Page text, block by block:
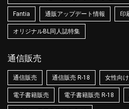
Fantia 通販アップデート情報 印
オリジナルBL同人誌特集
通信販売
通信販売 通信販売 R-18 女性向
電子書籍販売 電子書籍販売 R-18